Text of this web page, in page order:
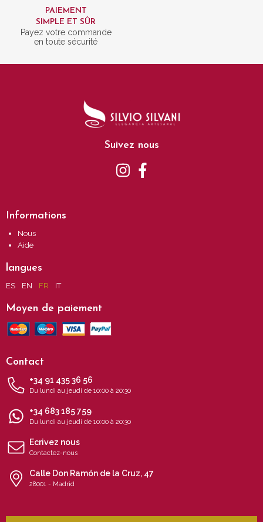
PAIEMENT
SIMPLE ET SÛR
Payez votre commande
en toute sécurité
Suivez nous
Informations
Nous
Aide
langues
ES EN FR IT
Moyen de paiement
Contact
+34 91 435 36 56
Du lundi au jeudi de 10:00 à 20:30
+34 683 185 759
Du lundi au jeudi de 10:00 à 20:30
Ecrivez nous
Contactez-nous
Calle Don Ramón de la Cruz, 47
28001 - Madrid